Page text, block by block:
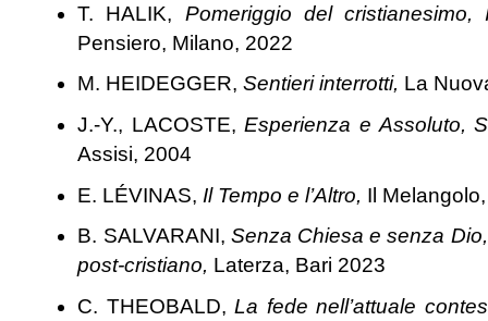
T. HALIK, Pomeriggio del
Pensiero, Milano, 2022
M. HEIDEGGER,Sentieri interrotti, La
J.-Y., LACOSTE,Esperienza e Assoluto,
Assisi, 2004
E. LÉVINAS, Il Tempo e l’Altro, Il
B. SALVARANI, Senza Chiesa e senza
post-cristiano, Laterza, Bari 2023
C. THEOBALD,La fede nell’attuale